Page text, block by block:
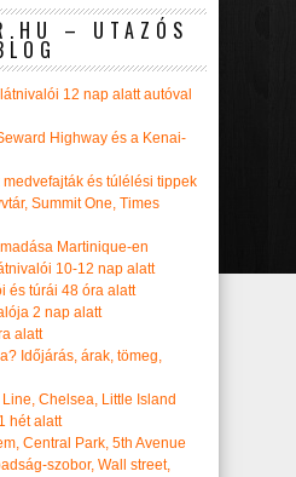
– UTAZÓS
12 nap alatt autóval
Highway és a Kenai-
és túlélési tippek
Summit One, Times
Martinique-en
10-12 nap alatt
és túrái 48 óra alatt
2 nap alatt
alatt
Időjárás, árak, tömeg,
Chelsea, Little Island
hét alatt
Central Park, 5th Avenue
szobor, Wall street,